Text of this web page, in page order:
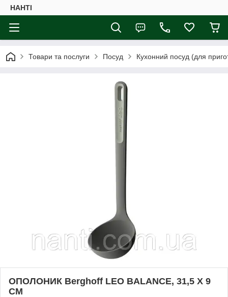
НАНTI
Товари та послуги Посуд Кухонний посуд (для
ОПОЛОНИК Berghoff LEO BALANCE, 31,5 Х 9
СМ